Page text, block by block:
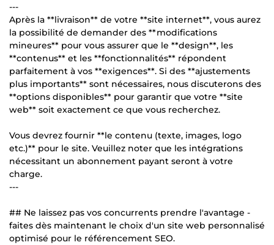
---
Après la **livraison** de votre **site internet**, vous aurez
la possibilité de demander des **modifications
mineures** pour vous assurer que le **design**, les
**contenus** et les **fonctionnalités** répondent
parfaitement à vos **exigences**. Si des **ajustements
plus importants** sont nécessaires, nous discuterons des
**options disponibles** pour garantir que votre **site
web** soit exactement ce que vous recherchez.
Vous devrez fournir **le contenu (texte, images, logo
etc.)** pour le site. Veuillez noter que les intégrations
nécessitant un abonnement payant seront à votre
charge.
---
## Ne laissez pas vos concurrents prendre l'avantage -
faites dès maintenant le choix d'un site web personnalisé
optimisé pour le référencement SEO.